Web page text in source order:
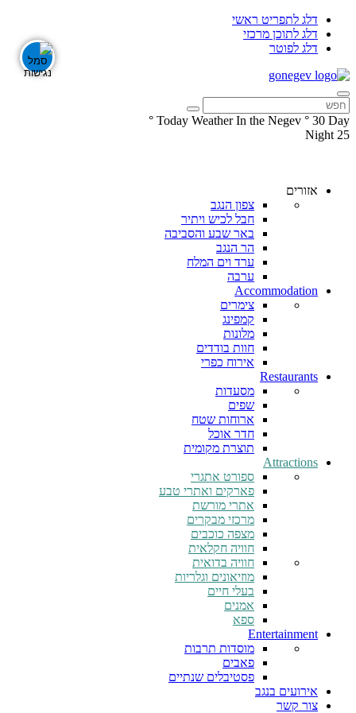
דלג לתפריט ראשי
דלג לתוכן מרכזי
דלג לפוטר
Today Weather In the Negev ° 30 Day
°
25
Night
Facebook
Instagramאזורים
צפון הנגב
חבל לכיש ויתיר
באר שבע והסביבה
הר הנגב
ערד וים המלח
ערבה
Accommodation
צימרים
קמפינג
מלונות
חוות בודדים
אירוח כפרי
Restaurants
מסעדות
שפים
ארוחות שטח
חדר אוכל
תוצרת מקומית
Attractions
ספורט אתגרי
פארקים ואתרי טבע
אתרי מורשת
מרכזי מבקרים
מצפה כוכבים
חוויה חקלאית
חוויה בדואית
מוזיאונים וגלריות
בעלי חיים
אמנים
ספא
Entertainment
מוסדות תרבות
פאבים
פסטיבלים שנתיים
אירועים בנגב
צור קשר